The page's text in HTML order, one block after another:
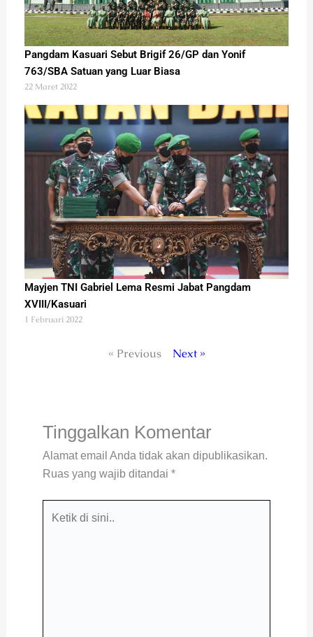
Pangdam Kasuari Sebut Brigif 26/GP dan Yonif
763/SBA Satuan yang Luar Biasa
22 Maret 2022
Mayjen TNI Gabriel Lema Resmi Jabat Pangdam
XVIII/Kasuari
1 Februari 2022
« Previous Next »
Tinggalkan Komentar
Alamat email Anda tidak akan dipublikasikan.
Ruas yang wajib ditandai *